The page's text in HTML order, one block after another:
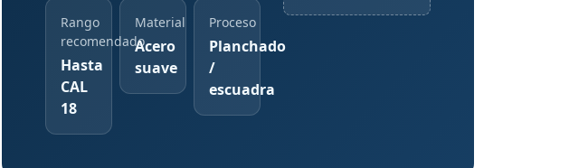
Rango
recomendado
Hasta
CAL
18
Material
Acero
suave
Proceso
Planchado
/
escuadra